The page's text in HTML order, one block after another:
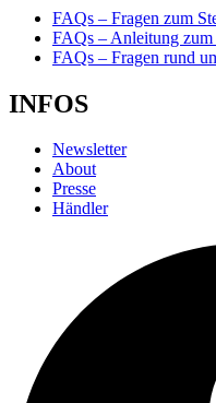
FAQs – Fragen zum
FAQs – Anleitung zum
FAQs – Fragen rund
INFOS
Newsletter
About
Presse
Händler